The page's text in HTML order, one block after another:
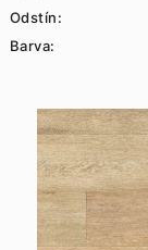
Odstín:
Barva: